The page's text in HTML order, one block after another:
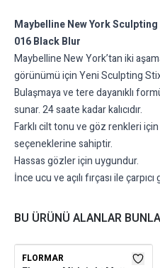
Maybelline New York
016 Black Blur
Maybelline New York’tan iki
görünümü için Yeni Sculpting
Bulaşmaya ve tere dayanıklı
sunar. 24 saate kadar kalıcıdır.
Farklı cilt tonu ve göz renkleri için
seçeneklerine sahiptir.
Hassas gözler için uygundur.
İnce ucu ve açılı fırçası ile
BU ÜRÜNÜ ALANLAR
FLORMAR